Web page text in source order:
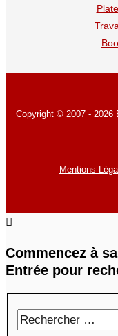
Copyright © 2007 - 2026
Mentions
Commencez à
Entrée pour
Rechercher
…